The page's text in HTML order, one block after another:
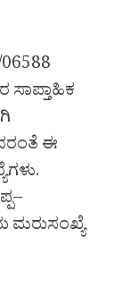
06588
ಈ
ಮರುಸಂಖ್ಯೆ